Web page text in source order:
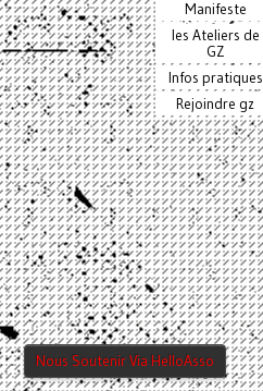
Manifeste
les Ateliers de
GZ
Infos pratiques
Rejoindre gz
Nous Soutenir Via HelloAsso